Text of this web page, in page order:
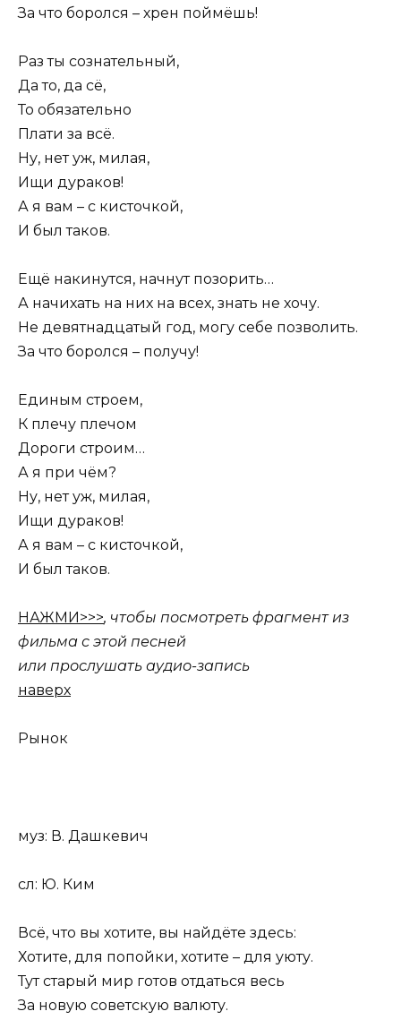
За что боролся – хрен поймёшь!
Раз ты сознательный,
Да то, да сё,
То обязательно
Плати за всё.
Ну, нет уж, милая,
Ищи дураков!
А я вам – с кисточкой,
И был таков.
Ещё накинутся, начнут позорить…
А начихать на них на всех, знать не хочу.
Не девятнадцатый год, могу себе позволить.
За что боролся – получу!
Единым строем,
К плечу плечом
Дороги строим…
А я при чём?
Ну, нет уж, милая,
Ищи дураков!
А я вам – с кисточкой,
И был таков.
НАЖМИ>>>, чтобы посмотреть фрагмент из
фильма с этой песней
или прослушать аудио-запись
наверх
Рынок
муз: В. Дашкевич
сл: Ю. Ким
Всё, что вы хотите, вы найдёте здесь:
Хотите, для попойки, хотите – для уюту.
Тут старый мир готов отдаться весь
За новую советскую валюту.